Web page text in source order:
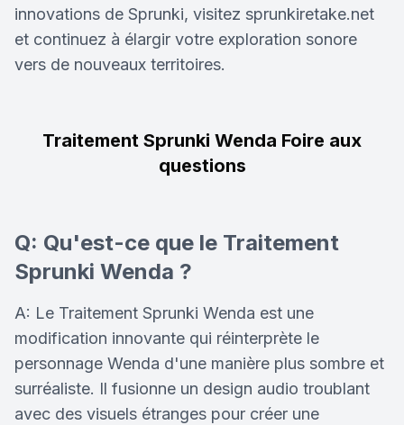
innovations de Sprunki, visitez sprunkiretake.net
et continuez à élargir votre exploration sonore
vers de nouveaux territoires.
Traitement Sprunki Wenda Foire aux
questions
Q: Qu'est-ce que le Traitement
Sprunki Wenda ?
A: Le Traitement Sprunki Wenda est une
modification innovante qui réinterprète le
personnage Wenda d'une manière plus sombre et
surréaliste. Il fusionne un design audio troublant
avec des visuels étranges pour créer une